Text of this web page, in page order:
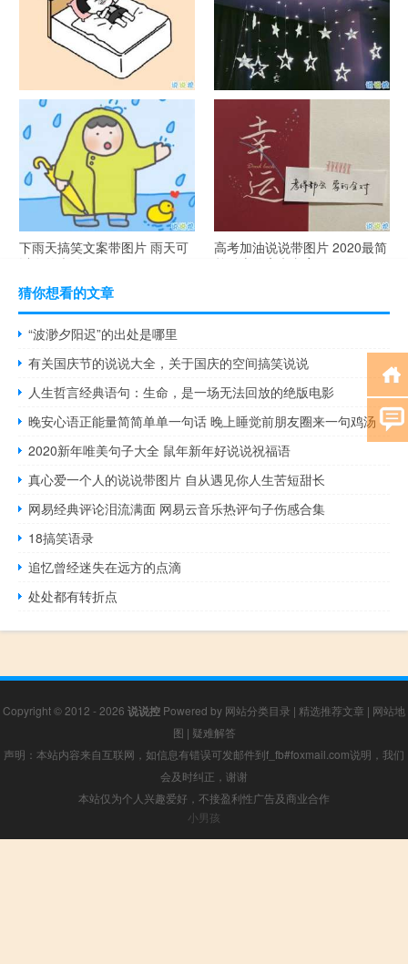
谐音梗土味情话大全带图片 油
腻搞笑的土味情话
很酷的霸气句子带图片 最新霸
气说说高冷范
下雨天搞笑文案带图片 雨天可
以发的幽默句子
高考加油说说带图片 2020最简
单励志的高考文案
猜你想看的文章
“波渺夕阳迟”的出处是哪里
有关国庆节的说说大全，关于国庆的空间搞笑说说
人生哲言经典语句：生命，是一场无法回放的绝版电影
晚安心语正能量简简单单一句话 晚上睡觉前朋友圈来一句鸡汤
2020新年唯美句子大全 鼠年新年好说说祝福语
真心爱一个人的说说带图片 自从遇见你人生苦短甜长
网易经典评论泪流满面 网易云音乐热评句子伤感合集
18搞笑语录
追忆曾经迷失在远方的点滴
处处都有转折点
Copyright © 2012 - 2026 说说控 Powered by 网站分类目录 | 精选推荐文章 | 网站地
图 | 疑难解答
声明：本站内容来自互联网，如信息有错误可发邮件到f_fb#foxmail.com说明，我们
会及时纠正，谢谢
本站仅为个人兴趣爱好，不接盈利性广告及商业合作
小男孩